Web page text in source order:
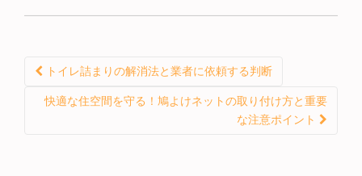
投稿ナビゲーション
トイレ詰まりの解消法と業者に依頼する判断
快適な住空間を守る！鳩よけネットの取り付け方と重要
な注意ポイント